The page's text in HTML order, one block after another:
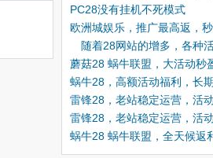
PC28没有挂机不死模式
欧洲城娱乐，推广最高返，
随着28网站的增多，各种
蘑菇28 蜗牛联盟，大活动秒
蜗牛28，高额活动福利，长
雷锋28，老站稳定运营，活
雷锋28，老站稳定运营，活
蜗牛28 蜗牛联盟，全天候返